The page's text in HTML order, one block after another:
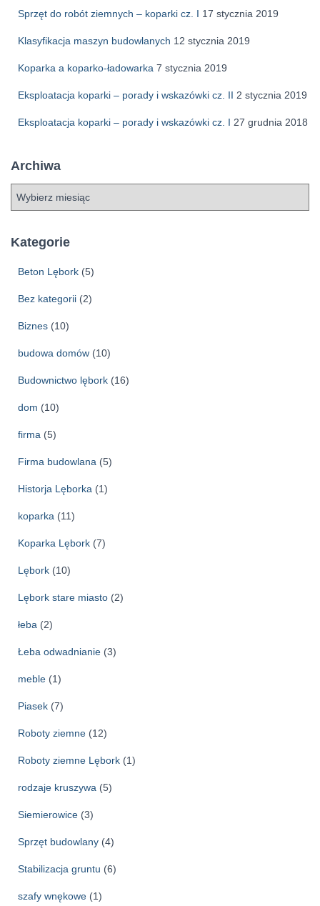
Sprzęt do robót ziemnych – koparki cz. I 17 stycznia 2019
Klasyfikacja maszyn budowlanych 12 stycznia 2019
Koparka a koparko-ładowarka 7 stycznia 2019
Eksploatacja koparki – porady i wskazówki cz. II 2 stycznia 2019
Eksploatacja koparki – porady i wskazówki cz. I 27 grudnia 2018
Archiwa
h
Kategorie
Beton Lębork (5)
Bez kategorii (2)
Biznes (10)
budowa domów (10)
Budownictwo lębork (16)
dom (10)
firma (5)
Firma budowlana (5)
Historja Lęborka (1)
koparka (11)
Koparka Lębork (7)
Lębork (10)
Lębork stare miasto (2)
łeba (2)
Łeba odwadnianie (3)
meble (1)
Piasek (7)
Roboty ziemne (12)
Roboty ziemne Lębork (1)
rodzaje kruszywa (5)
Siemierowice (3)
Sprzęt budowlany (4)
Stabilizacja gruntu (6)
szafy wnękowe (1)